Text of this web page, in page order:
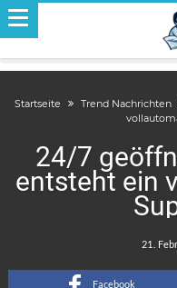
Startseite Trend Nachrichten
24/7
entsteht ein
Facebook